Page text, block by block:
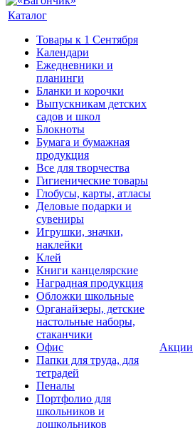
Каталог
Товары к 1 Сентября
Календари
Ежедневники и
планинги
Бланки и корочки
Выпускникам детских
садов и школ
Блокноты
Бумага и бумажная
продукция
Все для творчества
Гигиенические товары
Глобусы, карты, атласы
Деловые подарки и
сувениры
Игрушки, значки,
наклейки
Клей
Книги канцелярские
Наградная продукция
Обложки школьные
Органайзеры, детские
настольные наборы,
стаканчики
Офис
Папки для труда, для
тетрадей
Пеналы
Портфолио для
школьников и
дошкольников
Акции